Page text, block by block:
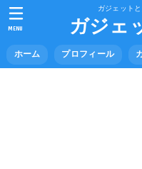
ガジェット
ガジェ
ホーム プロフィール
MENU